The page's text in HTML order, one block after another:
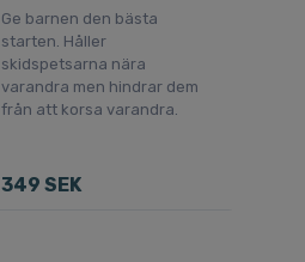
Ge barnen den bästa
starten. Håller
skidspetsarna nära
varandra men hindrar dem
från att korsa varandra.
349 SEK